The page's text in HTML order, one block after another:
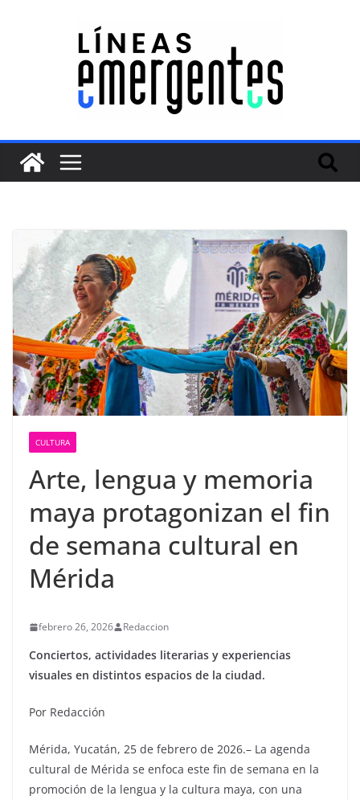
CULTURA
Arte, lengua y memoria
maya protagonizan el fin
de semana cultural en
Mérida
febrero 26, 2026 Redaccion
Conciertos, actividades literarias y experiencias
visuales en distintos espacios de la ciudad.
Por Redacción
Mérida, Yucatán, 25 de febrero de 2026.– La agenda
cultural de Mérida se enfoca este fin de semana en la
promoción de la lengua y la cultura maya, con una